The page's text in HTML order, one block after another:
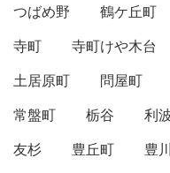
つばめ野
鶴ケ丘町
寺町
寺町けや木台
土居原町
問屋町
常盤町
栃谷 利
友杉
豊丘町 豊